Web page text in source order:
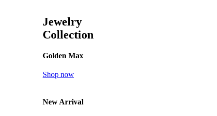
Jewelry
Collection
Golden Max
Shop now
New Arrival